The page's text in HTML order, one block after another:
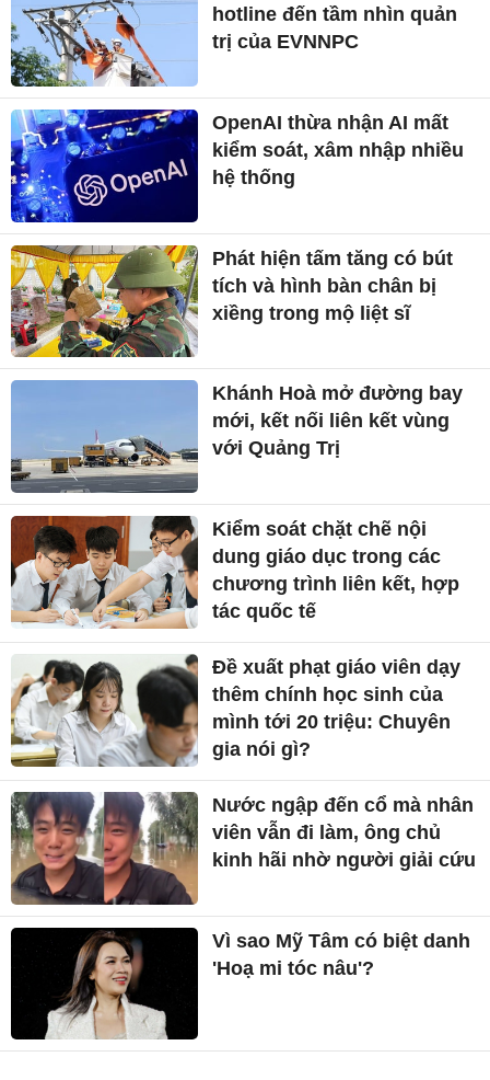
hotline đến tầm nhìn quản
trị của EVNNPC
OpenAI thừa nhận AI mất
kiểm soát, xâm nhập nhiều
hệ thống
Phát hiện tấm tăng có bút
tích và hình bàn chân bị
xiềng trong mộ liệt sĩ
Khánh Hoà mở đường bay
mới, kết nối liên kết vùng
với Quảng Trị
Kiểm soát chặt chẽ nội
dung giáo dục trong các
chương trình liên kết, hợp
tác quốc tế
Đề xuất phạt giáo viên dạy
thêm chính học sinh của
mình tới 20 triệu: Chuyên
gia nói gì?
Nước ngập đến cổ mà nhân
viên vẫn đi làm, ông chủ
kinh hãi nhờ người giải cứu
Vì sao Mỹ Tâm có biệt danh
'Hoạ mi tóc nâu'?